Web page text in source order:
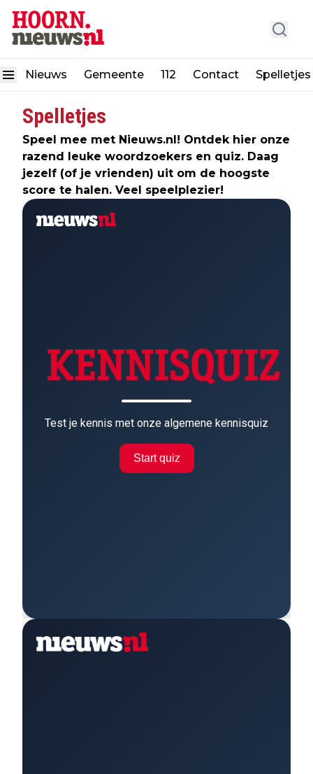
Nieuws Gemeente 112 Contact Spelletjes
Spelletjes
Speel mee met Nieuws.nl! Ontdek hier onze
razend leuke woordzoekers en quiz. Daag
jezelf (of je vrienden) uit om de hoogste
score te halen. Veel speelplezier!